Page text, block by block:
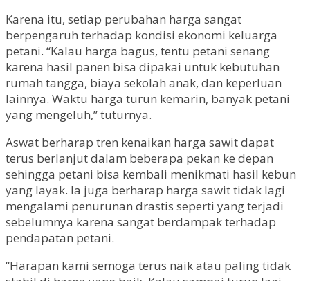
Karena itu, setiap perubahan harga sangat
berpengaruh terhadap kondisi ekonomi keluarga
petani. “Kalau harga bagus, tentu petani senang
karena hasil panen bisa dipakai untuk kebutuhan
rumah tangga, biaya sekolah anak, dan keperluan
lainnya. Waktu harga turun kemarin, banyak petani
yang mengeluh,” tuturnya.
Aswat berharap tren kenaikan harga sawit dapat
terus berlanjut dalam beberapa pekan ke depan
sehingga petani bisa kembali menikmati hasil kebun
yang layak. Ia juga berharap harga sawit tidak lagi
mengalami penurunan drastis seperti yang terjadi
sebelumnya karena sangat berdampak terhadap
pendapatan petani.
“Harapan kami semoga terus naik atau paling tidak